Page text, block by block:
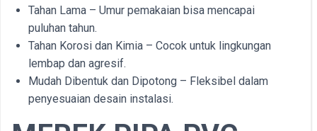
Tahan Lama – Umur pemakaian bisa mencapai
puluhan tahun.
Tahan Korosi dan Kimia – Cocok untuk lingkungan
lembap dan agresif.
Mudah Dibentuk dan Dipotong – Fleksibel dalam
penyesuaian desain instalasi.